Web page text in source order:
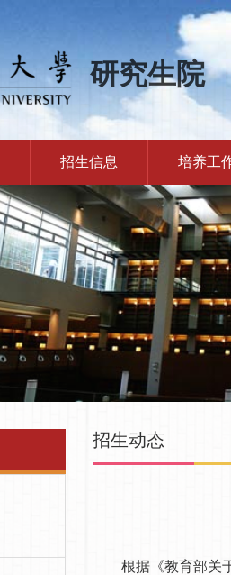
研究生院
招生信息 培养工
招生动态
根据《教育部关于